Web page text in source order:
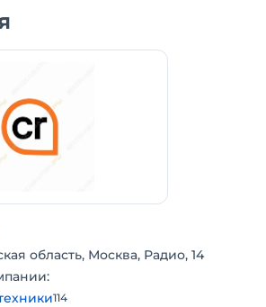
и VarioBallast® с
область, Москва, Радио, 14
114